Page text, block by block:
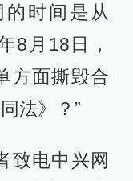
时间是从
8月18日，
方面撕毁合
法》？”
致电中兴网